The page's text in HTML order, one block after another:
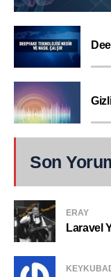
Son
ERAY
Laravel